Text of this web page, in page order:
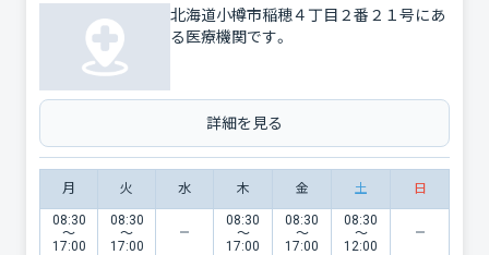
北海道小樽市稲穂４丁目２番２１号にあ
る医療機関です。
詳細を見る
月 火 水 木 金 土 日
08:30
〜
17:00
08:30
〜
17:00
08:30
〜
17:00
08:30
〜
17:00
08:30
〜
12:00